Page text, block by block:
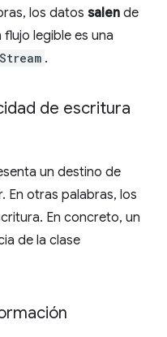
los datos salen de
legible es una
.
de escritura
un destino de
En otras palabras, los
En concreto, un
de la clase